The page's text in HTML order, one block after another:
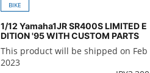
BIKE
1/12 Yamaha1JR SR400S LIMITED E
DITION '95 WITH CUSTOM PARTS
This product will be shipped on Feb
2023